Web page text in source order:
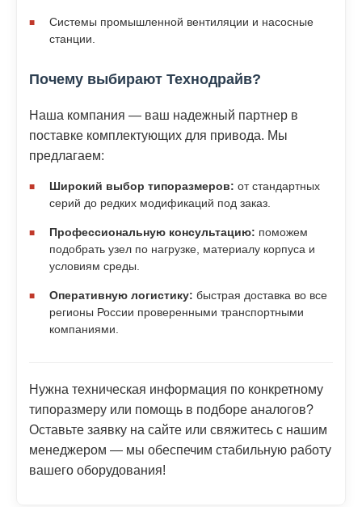
Системы промышленной вентиляции и насосные
станции.
Почему выбирают Технодрайв?
Наша компания — ваш надежный партнер в
поставке комплектующих для привода. Мы
предлагаем:
Широкий выбор типоразмеров: от стандартных
серий до редких модификаций под заказ.
Профессиональную консультацию: поможем
подобрать узел по нагрузке, материалу корпуса и
условиям среды.
Оперативную логистику: быстрая доставка во все
регионы России проверенными транспортными
компаниями.
Нужна техническая информация по конкретному
типоразмеру или помощь в подборе аналогов?
Оставьте заявку на сайте или свяжитесь с нашим
менеджером — мы обеспечим стабильную работу
вашего оборудования!